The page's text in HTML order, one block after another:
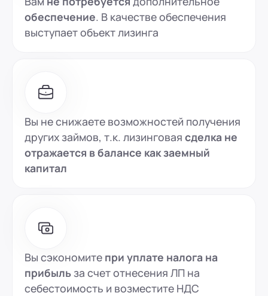
обеспечение. В качестве обеспечения
выступает объект лизинга
Вы не снижаете возможностей получения
других займов, т.к. лизинговаясделка не
отражается в балансе как заемный
капитал
Вы сэкономите при уплате налога на
прибыльза счет отнесения ЛП на
себестоимость и возместите НДС